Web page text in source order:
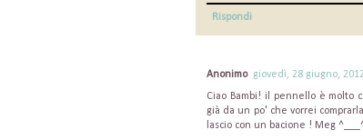
Rispondi
Anonimo giovedì, 28 giugno, 2012
Ciao Bambi! il pennello è molto
già da un po' che vorrei
lascio con un bacione ! Meg